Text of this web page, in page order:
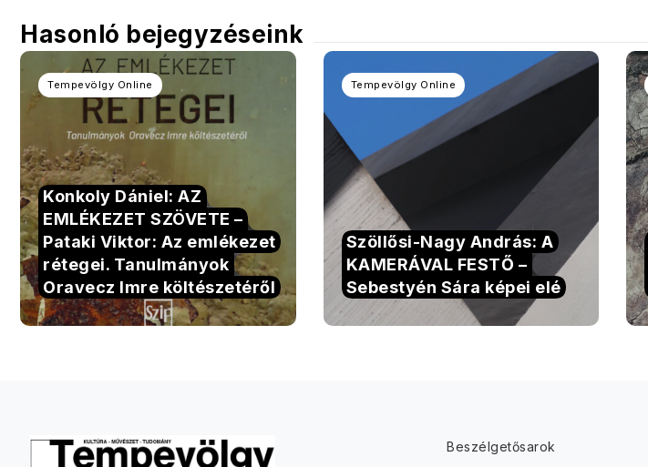
Hasonló bejegyzéseink
Tempevölgy Online
Konkoly Dániel: AZ
EMLÉKEZET SZÖVETE –
Pataki Viktor: Az emlékezet
rétegei. Tanulmányok
Oravecz Imre költészetéről
Tempevölgy Online
Szöllősi-Nagy András: A
KAMERÁVAL FESTŐ –
Sebestyén Sára képei elé
Beszélgetősarok